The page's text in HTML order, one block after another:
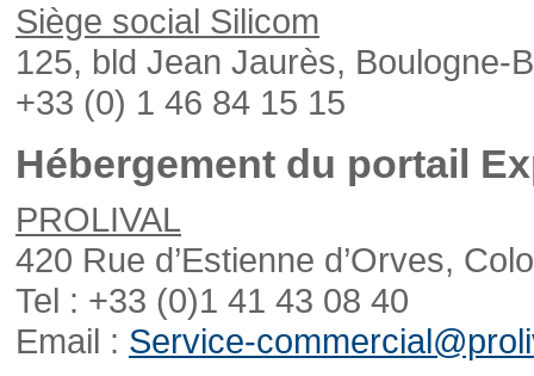
Siège social Silicom
125, bld Jean Jaurès, Boulogne-
+33 (0) 1 46 84 15 15
Hébergement du portail
PROLIVAL
420 Rue d’Estienne d’Orves,
Tel : +33 (0)1 41 43 08 40
Email : Service-